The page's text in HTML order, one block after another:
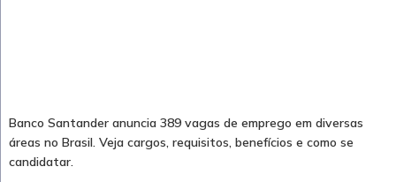
Banco Santander anuncia 389 vagas de emprego em diversas
áreas no Brasil. Veja cargos, requisitos, benefícios e como se
candidatar.